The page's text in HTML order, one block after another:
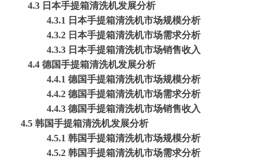
4.3 日本手提箱清洗机发展分析
4.3.1 日本手提箱清洗机市场规模分析
4.3.2 日本手提箱清洗机市场需求分析
4.3.3 日本手提箱清洗机市场销售收入
4.4 德国手提箱清洗机发展分析
4.4.1 德国手提箱清洗机市场规模分析
4.4.2 德国手提箱清洗机市场需求分析
4.4.3 德国手提箱清洗机市场销售收入
4.5 韩国手提箱清洗机发展分析
4.5.1 韩国手提箱清洗机市场规模分析
4.5.2 韩国手提箱清洗机市场需求分析